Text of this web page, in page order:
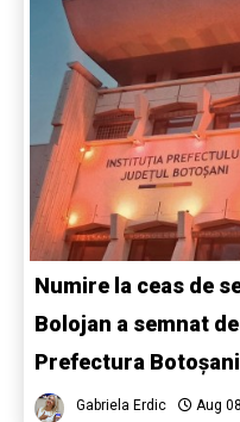
Numire la ceas de
Bolojan a semnat
Prefectura Botoșani
Gabriela Erdic Aug